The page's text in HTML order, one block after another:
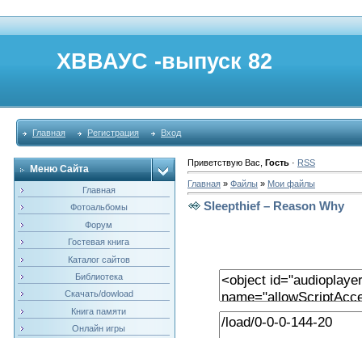
ХВВАУС -выпуск 82
Главная Регистрация Вход
Меню Сайта
Главная
Фотоальбомы
Форум
Гостевая книга
Каталог сайтов
Библиотека
Скачать/dowload
Книга памяти
Онлайн игры
Приветствую Вас Гость· RSS
Главная» Файлы» Мои файлы
Sleepthief – Reason Why